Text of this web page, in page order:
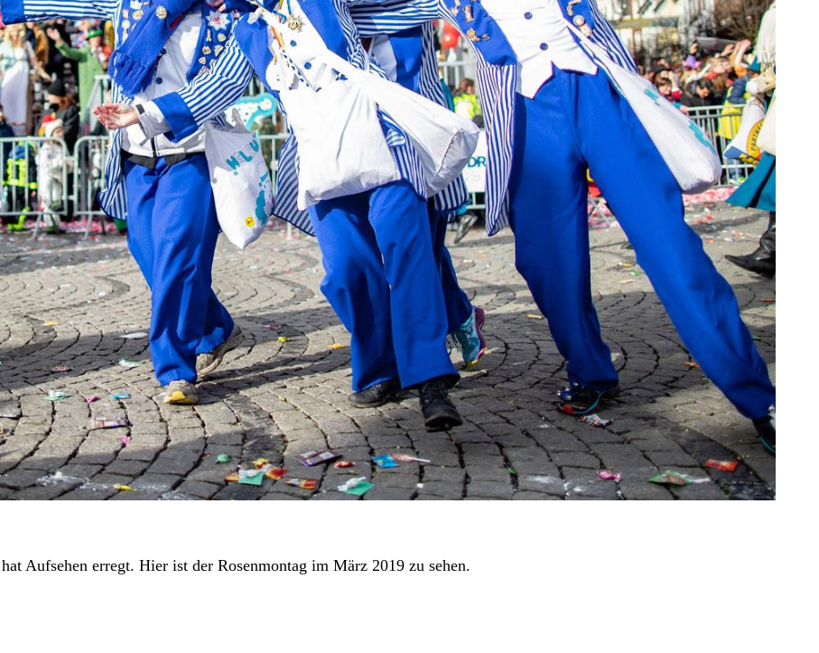
Aufsehen erregt. Hier ist der Rosenmontag im März 2019 zu sehen.